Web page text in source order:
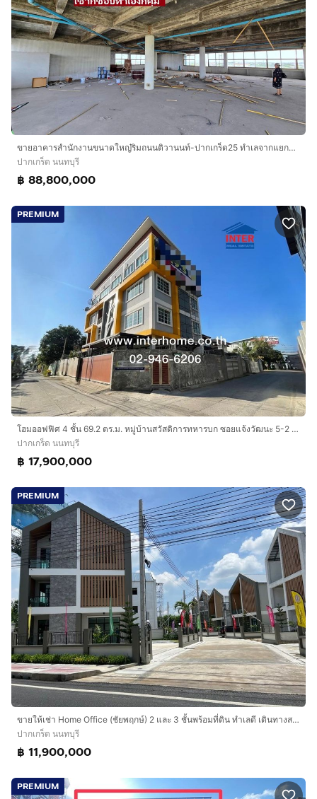
สรุปที่ดิน 1ไร่ 20 ตารางวา (420 ตารางวา) มีจำนวน 6 ชั้น
พื้นที่ใ้ช้สอยเท่ากับ3,000 ตรมใหญ่โตสำนักงานตรงนี้
โทรคุณต่อ (ศักรนันทน์) โทร กดเพื่อดูเบอร์โทร xxxxxx979
ยินดีเสมอ
หรือ ID LINE : Torry5782898
ขอเร็วเงินชัวร์ครับ
ราคา 88,800,000 บาท อาคาร ขนาด 420 ตารางวา
ต.บางพูด อ.ปากเกร็ด จ.นนทบุรี
นิดเดียว ใกล้เมืองทองนิดเดียว เจริญติดถ.ใหญ่ ห้างต่างๆก็
ขายอาคารสำนักงานขนาดใหญ๋ริมถนนติวานนท์-ปากเกร็ด25 ทำเลจากแยกปากเกร็ด2กิโลกว่า 7-8 ชั้น 3000 ตารางเมตรหาไม่ได้แล้ว ใกล้วนกลับแจ้งวัฒนะ หรือเข
ปากเกร็ด นนทบุรี
฿ 88,800,000
PREMIUM
โฮมออฟฟิศ 4 ชั้น 69.2 ตร.ม. หมู่บ้านสวัสดิการทหารบก ซอยแจ้งวัฒนะ 5-2 ถนนแจ้งวัฒนะ ปากเกร็ด นนทบุรี
ปากเกร็ด นนทบุรี
฿ 17,900,000
PREMIUM
ขายให้เช่า Home Office (ชัยพฤกษ์) 2 และ 3 ชั้นพร้อมที่ดิน ทำเลดี เดินทางสะดวก ใกล้สถานีรถไฟฟ้า MRT แยกปากเกร็ด
ปากเกร็ด นนทบุรี
฿ 11,900,000
PREMIUM